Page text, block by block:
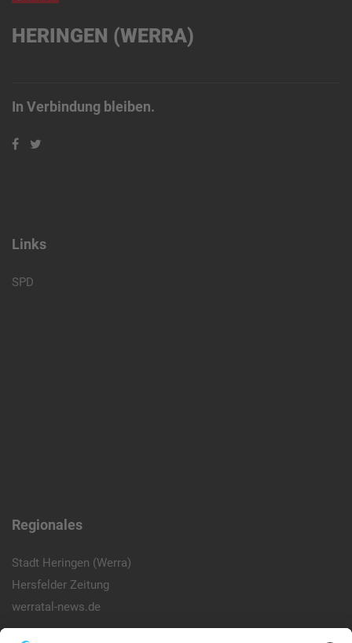
HERINGEN (WERRA)
In Verbindung bleiben.
Links
SPD
Regionales
Stadt Heringen (Werra)
Hersfelder Zeitung
werratal-news.de